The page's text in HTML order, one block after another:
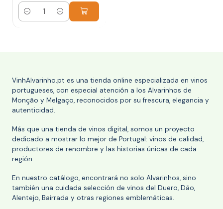
Cantidad
VinhAlvarinho.pt es una tienda online especializada en vinos
portugueses, con especial atención a los Alvarinhos de
Monção y Melgaço, reconocidos por su frescura, elegancia y
autenticidad.
Más que una tienda de vinos digital, somos un proyecto
dedicado a mostrar lo mejor de Portugal: vinos de calidad,
productores de renombre y las historias únicas de cada
región.
En nuestro catálogo, encontrará no solo Alvarinhos, sino
también una cuidada selección de vinos del Duero, Dão,
Alentejo, Bairrada y otras regiones emblemáticas.